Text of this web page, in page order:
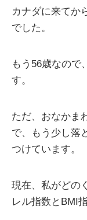
カナダに来てか
でした。
もう56歳なので
す。
ただ、おなかま
で、もう少し落
つけています。
現在、私がどの
レル指数とBMI